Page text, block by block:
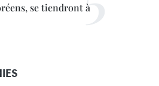
se tiendront à